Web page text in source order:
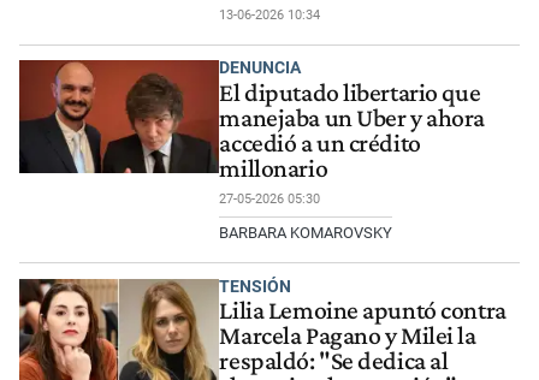
13-06-2026 10:34
DENUNCIA
El diputado libertario que
manejaba un Uber y ahora
accedió a un crédito
millonario
27-05-2026 05:30
BARBARA KOMAROVSKY
TENSIÓN
Lilia Lemoine apuntó contra
Marcela Pagano y Milei la
respaldó: "Se dedica al